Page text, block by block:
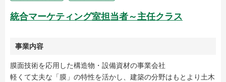
統合マーケティング室担当者～主任クラス
事業内容
膜面技術を応用した構造物・設備資材の事業会社
軽くて丈夫な「膜」の特性を活かし、建築の分野はもとより土木